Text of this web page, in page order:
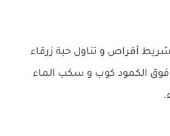
أقراص و تناول حبة زرقاء
فوق الكمود كوب و سكب الماء